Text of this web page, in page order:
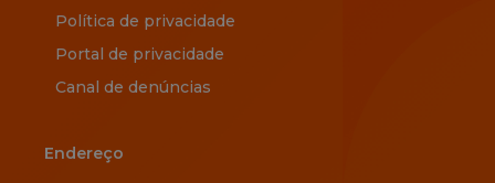
Política de privacidade
Portal de privacidade
Canal de denúncias
Endereço